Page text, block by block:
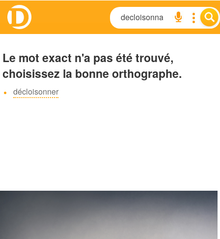
Le mot exact n'a pas été trouvé,
choisissez la bonne orthographe.
décloisonner